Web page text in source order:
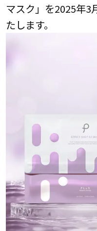
マスク」を2025年3
たします。